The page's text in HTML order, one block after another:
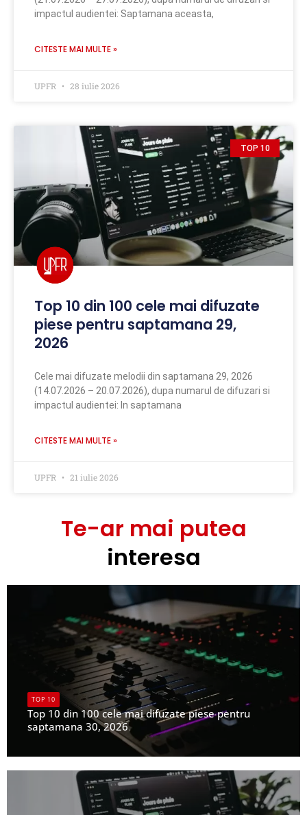
impactul audientei: Saptamana aceasta,
CITESTE MAI MULTE »
UPFR 28 iulie 2026
TOP 10
Top 10 din 100 cele mai difuzate
piese pentru saptamana 29,
2026
Cele mai difuzate melodii din saptamana 29, 2026
(14.07.2026 – 20.07.2026), dupa numarul de difuzari si
impactul audientei: In saptamana
CITESTE MAI MULTE »
UPFR 21 iulie 2026
Te-ar mai putea
interesa
TOP 10
Top 10 din 100 cele mai difuzate piese pentru
saptamana 30, 2026